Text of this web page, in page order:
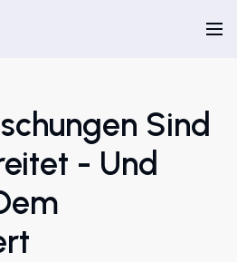
Sind
- Und